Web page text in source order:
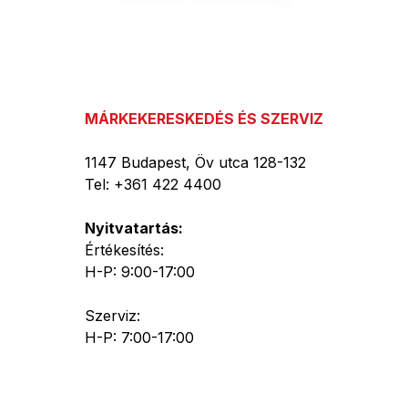
MÁRKEKERESKEDÉS ÉS SZERVIZ
1147 Budapest, Öv utca 128-132
Tel: +361 422 4400
Nyitvatartás:
Értékesítés:
H-P: 9:00-17:00
Szerviz:
H-P: 7:00-17:00